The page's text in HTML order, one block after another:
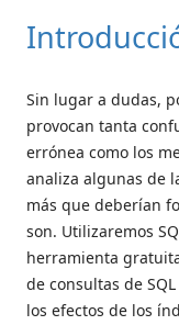
Sin lugar a dudas,
provocan tanta
errónea como los
analiza algunas de
más que deberían
son. Utilizaremos
herramienta
de consultas de SQL
los efectos de los